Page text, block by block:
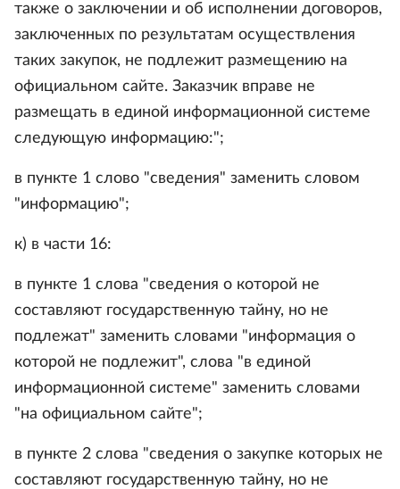
также о заключении и об исполнении договоров,
заключенных по результатам осуществления
таких закупок, не подлежит размещению на
официальном сайте. Заказчик вправе не
размещать в единой информационной системе
следующую информацию:";
в пункте 1 слово "сведения" заменить словом
"информацию";
к) в части 16:
в пункте 1 слова "сведения о которой не
составляют государственную тайну, но не
подлежат" заменить словами "информация о
которой не подлежит", слова "в единой
информационной системе" заменить словами
"на официальном сайте";
в пункте 2 слова "сведения о закупке которых не
составляют государственную тайну, но не